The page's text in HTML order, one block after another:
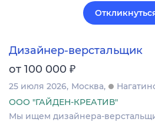
Дизайнер-верстальщик
от 100 000 ₽
25 июля 2026 Москва
ООО "ГАЙДЕН-КРЕАТИВ"
Мы ищем дизайнера-